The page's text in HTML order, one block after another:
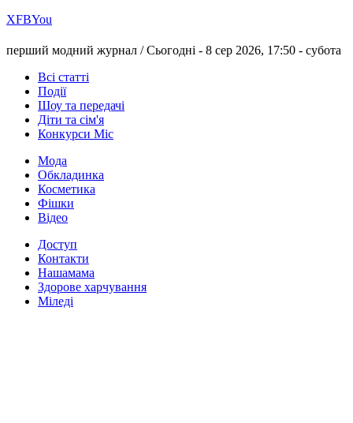
ХFBYou
перший модний журнал /Сьогодні - 8 сер 2026, 17:50 - субота
Всі статті
Події
Шоу та передачі
Діти та сім'я
Конкурси Міс
Мода
Обкладинка
Косметика
Фішки
Відео
Доступ
Контакти
Нашамама
Здорове харчування
Міледі